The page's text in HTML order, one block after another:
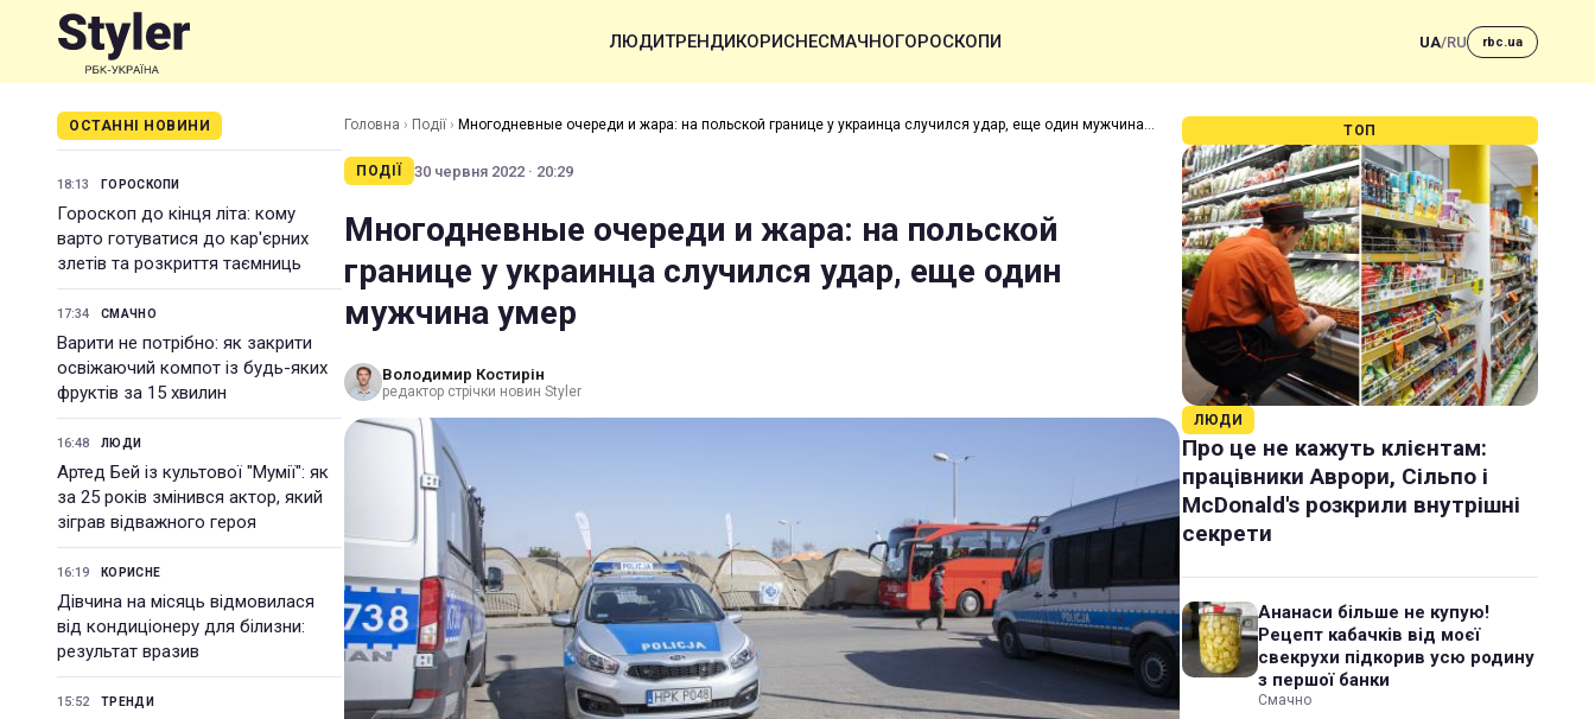
ЛЮДИТРЕНДИКОРИСНЕСМАЧНОГОРОСКОПИ UA/RU rbc.ua
ОСТАННІ НОВИНИ
18:13 ГОРОСКОПИ
Гороскоп до кінця літа: кому
варто готуватися до кар'єрних
злетів та розкриття таємниць
17:34 СМАЧНО
Варити не потрібно: як закрити
освіжаючий компот із будь-яких
фруктів за 15 хвилин
16:48 ЛЮДИ
Артед Бей із культової "Мумії": як
за 25 років змінився актор, який
зіграв відважного героя
16:19 КОРИСНЕ
Дівчина на місяць відмовилася
від кондиціонеру для білизни:
результат вразив
15:52 ТРЕНДИ
Головна › Події › Многодневные очереди и жара: на польской границе у украинца случился удар, еще один мужчина
ПОДІЇ
30 червня 2022 · 20:29
Многодневные очереди и жара: на польской
границе у украинца случился удар, еще один
мужчина умер
Володимир Костирін
редактор стрічки новин Styler
ТОП
ЛЮДИ
Про це не кажуть клієнтам:
працівники Аврори, Сільпо і
McDonald's розкрили внутрішні
секрети
Ананаси більше не купую!
Рецепт кабачків від моєї
свекрухи підкорив усю родину
з першої банки
Смачно